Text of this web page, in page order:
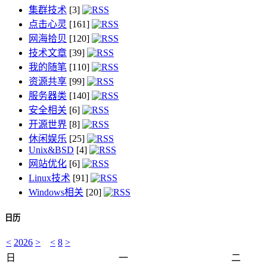
集群技术 [3]
点击心灵 [161]
网海拾贝 [120]
技术文章 [39]
我的随笔 [110]
资源共享 [99]
服务器类 [140]
安全相关 [6]
开源世界 [8]
休闲娱乐 [25]
Unix&BSD [4]
网站优化 [6]
Linux技术 [91]
Windows相关 [20]
日历
< 2026 > < 8 >
日
一 二